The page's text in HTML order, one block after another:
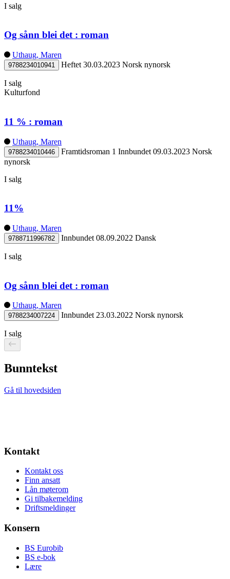
I salg
Og sånn blei det : roman
Uthaug, Maren
9788234010941 Heftet 30.03.2023 Norsk nynorsk
I salg
Kulturfond
11 % : roman
Uthaug, Maren
9788234010446 Framtidsroman 1 Innbundet 09.03.2023 Norsk
nynorsk
I salg
11%
Uthaug, Maren
9788711996782 Innbundet 08.09.2022 Dansk
I salg
Og sånn blei det : roman
Uthaug, Maren
9788234007224 Innbundet 23.03.2022 Norsk nynorsk
I salg
Bunntekst
Gå til hovedsiden
Kontakt
Kontakt oss
Finn ansatt
Lån møterom
Gi tilbakemelding
Driftsmeldinger
Konsern
BS Eurobib
BS e-bok
Lære